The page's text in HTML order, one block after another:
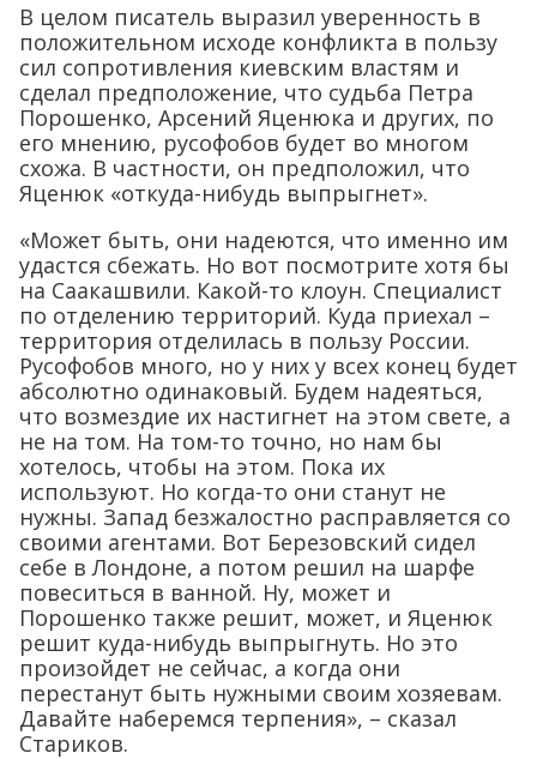
В целом писатель выразил уверенность в
положительном исходе конфликта в пользу
сил сопротивления киевским властям и
сделал предположение, что судьба Петра
Порошенко, Арсений Яценюка и других, по
его мнению, русофобов будет во многом
схожа. В частности, он предположил, что
Яценюк «откуда-нибудь выпрыгнет».
«Может быть, они надеются, что именно им
удастся сбежать. Но вот посмотрите хотя бы
на Саакашвили. Какой-то клоун. Специалист
по отделению территорий. Куда приехал –
территория отделилась в пользу России.
Русофобов много, но у них у всех конец будет
абсолютно одинаковый. Будем надеяться,
что возмездие их настигнет на этом свете, а
не на том. На том-то точно, но нам бы
хотелось, чтобы на этом. Пока их
используют. Но когда-то они станут не
нужны. Запад безжалостно расправляется со
своими агентами. Вот Березовский сидел
себе в Лондоне, а потом решил на шарфе
повеситься в ванной. Ну, может и
Порошенко также решит, может, и Яценюк
решит куда-нибудь выпрыгнуть. Но это
произойдет не сейчас, а когда они
перестанут быть нужными своим хозяевам.
Давайте наберемся терпения», – сказал
Стариков.